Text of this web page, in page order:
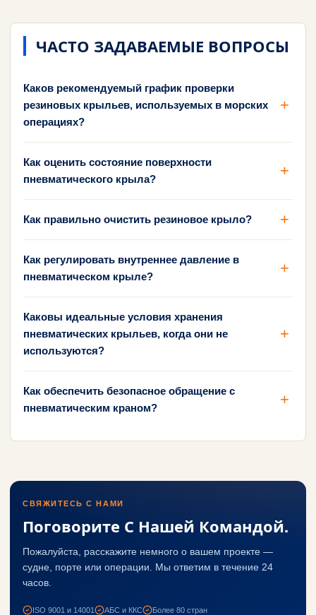
ЧАСТО ЗАДАВАЕМЫЕ ВОПРОСЫ
Каков рекомендуемый график проверки
резиновых крыльев, используемых в морских
операциях?
Как оценить состояние поверхности
пневматического крыла?
Как правильно очистить резиновое крыло?
Как регулировать внутреннее давление в
пневматическом крыле?
Каковы идеальные условия хранения
пневматических крыльев, когда они не
используются?
Как обеспечить безопасное обращение с
пневматическим краном?
СВЯЖИТЕСЬ С НАМИ
Поговорите С Нашей Командой.
Пожалуйста, расскажите немного о вашем проекте —
судне, порте или операции. Мы ответим в течение 24
часов.
ISO 9001 и 14001 АБС и ККС Более 80 стран